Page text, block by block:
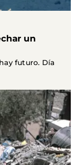
un
futuro. Día